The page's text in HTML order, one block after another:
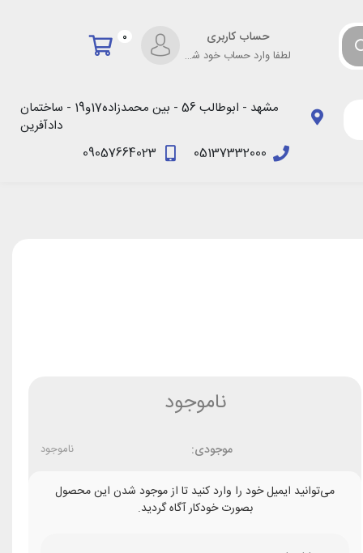
حساب کاربری
لطفا وارد حساب خود شوید!
0
مشهد - ابوطالب 56 - بین محمدزاده17و19 - ساختمان
دادآفرین
05137332000
09057664023
ناموجود
موجودی: ناموجود
می‌توانید ایمیل خود را وارد کنید تا از موجود شدن این محصول
بصورت خودکار آگاه گردید.